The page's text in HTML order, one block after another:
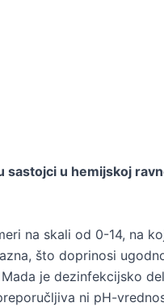
sastojci u hemijskoj
na skali od 0-14, na
što doprinosi
je dezinfekcijsko
ni pH-